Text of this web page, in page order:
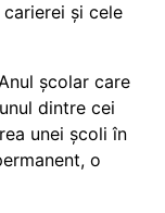
și cele
școlar care
dintre cei
unei școli în
o